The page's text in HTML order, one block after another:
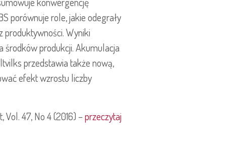
porównuje role, jakie odegrały
produktywności. Wyniki
środków produkcji. Akumulacja
przedstawia także nową,
efekt wzrostu liczby
47, No 4 (2016) –przeczytaj